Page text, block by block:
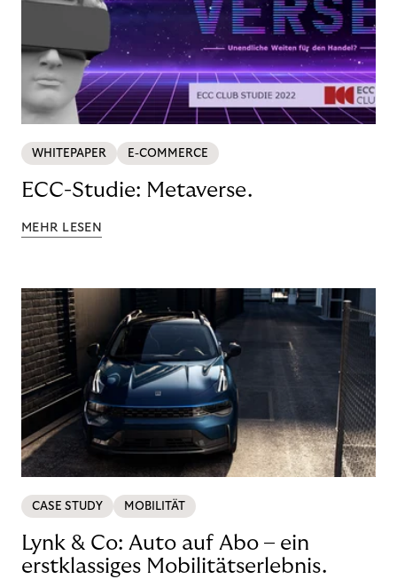
WHITEPAPER E-COMMERCE
ECC-Studie: Metaverse.
MEHR LESEN
CASE STUDY MOBILITÄT
Lynk & Co: Auto auf Abo – ein
erstklassiges Mobilitätserlebnis.